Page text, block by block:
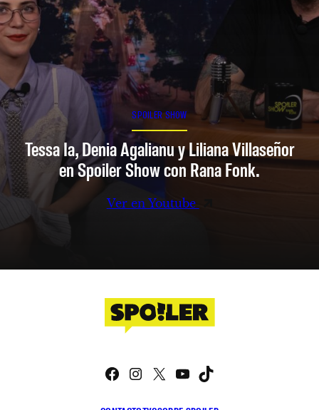
SPOILER SHOW
Tessa Ia, Denia Agalianu y Liliana Villaseñor
en Spoiler Show con Rana Fonk.
Ver en Youtube
Facebook
Instagram
X YouTube